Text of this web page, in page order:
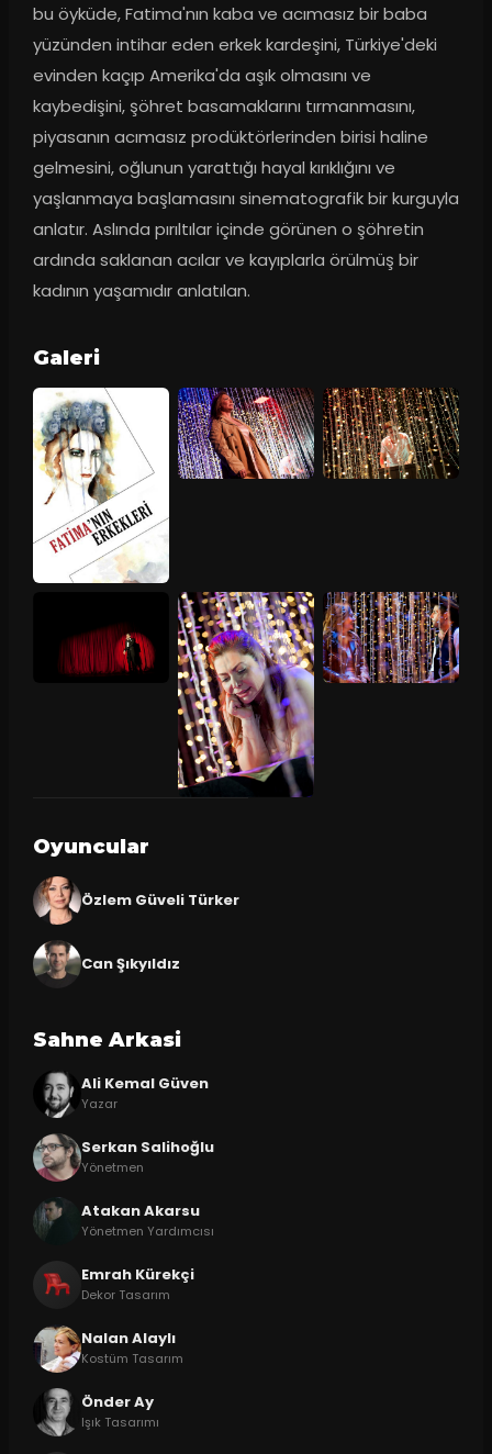
bu öyküde, Fatima'nın kaba ve acımasız bir baba
yüzünden intihar eden erkek kardeşini, Türkiye'deki
evinden kaçıp Amerika'da aşık olmasını ve
kaybedişini, şöhret basamaklarını tırmanmasını,
piyasanın acımasız prodüktörlerinden birisi haline
gelmesini, oğlunun yarattığı hayal kırıklığını ve
yaşlanmaya başlamasını sinematografik bir kurguyla
anlatır. Aslında pırıltılar içinde görünen o şöhretin
ardında saklanan acılar ve kayıplarla örülmüş bir
kadının yaşamıdır anlatılan.
Galeri
Oyuncular
Özlem Güveli Türker
Can Şıkyıldız
Sahne Arkasi
Ali Kemal Güven
Yazar
Serkan Salihoğlu
Yönetmen
Atakan Akarsu
Yönetmen Yardımcısı
Emrah Kürekçi
Dekor Tasarım
Nalan Alaylı
Kostüm Tasarım
Önder Ay
Işık Tasarımı